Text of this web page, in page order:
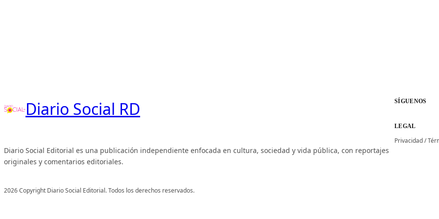
Diario Social RD
Diario Social Editorial es una publicación independiente enfocada en cultura, sociedad y vida pública, con reportajes
originales y comentarios editoriales.
SÍGUENOS
LEGAL
Privacidad/
2026 Copyright Diario Social Editorial. Todos los derechos reservados.